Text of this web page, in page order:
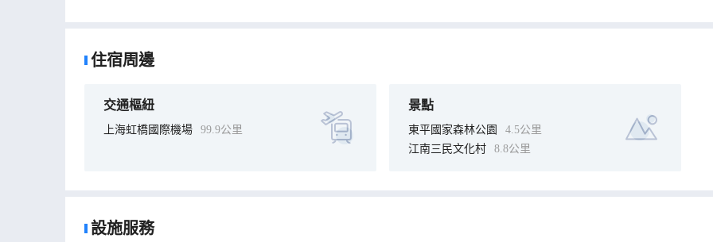
住宿周邊
交通樞紐
上海虹橋國際機場 99.9公里
景點
東平國家森林公園
4.5公里
江南三民文化村
8.8公里
設施服務